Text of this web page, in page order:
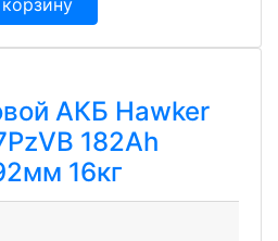
АКБ Hawker
182Ah
16кг